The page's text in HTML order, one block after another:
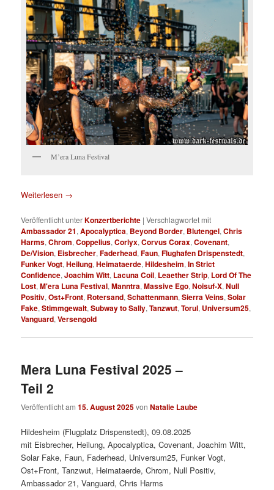
M’era Luna Festival
Weiterlesen →
Veröffentlicht unterKonzertberichte |Verschlagwortet mit
Ambassador 21,Apocalyptica, Beyond Border, Blutengel,Chris
Harms,Chrom,Coppelius,Corlyx,Corvus Corax,Covenant,
De/Vision, Eisbrecher,Faderhead,Faun,Flughafen Drispenstedt,
Funker Vogt,Heilung,Heimataerde,Hildesheim,In Strict
Confidence,Joachim Witt, Lacuna Coil, Leaether Strip, Lord Of The
Lost,M'era Luna Festival,Manntra,Massive Ego,Noisuf-X,Null
Positiv,Ost+Front, Rotersand,Schattenmann,Sierra Veins,Solar
Fake,Stimmgewalt,Subway to Sally,Tanzwut,Torul, Universum25,
Vanguard,Versengold
Mera Luna Festival 2025 –
Teil 2
Veröffentlicht am15. August 2025vonNatalie Laube
Hildesheim (Flugplatz Drispenstedt), 09.08.2025
mit Eisbrecher, Heilung, Apocalyptica, Covenant, Joachim Witt,
Solar Fake, Faun, Faderhead, Universum25, Funker Vogt,
Ost+Front, Tanzwut, Heimataerde, Chrom, Null Positiv,
Ambassador 21, Vanguard, Chris Harms